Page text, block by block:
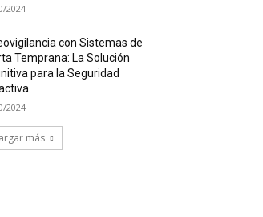
2024
con Sistemas de
Temprana: La Solución
para la Seguridad
2024
más